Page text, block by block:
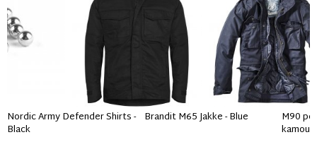
Nordic Army Defender Shirts -
Black
Brandit M65 Jakke - Blue M90